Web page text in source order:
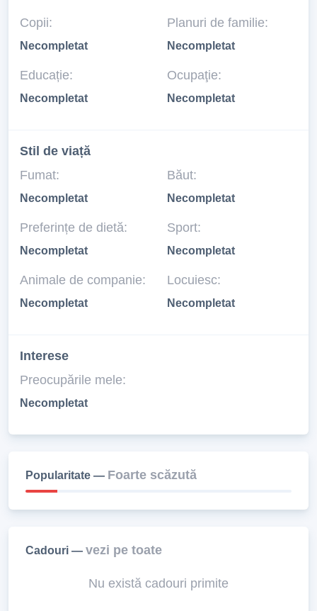
Copii:
Necompletat
Planuri de familie:
Necompletat
Educație:
Necompletat
Ocupaţie:
Necompletat
Stil de viață
Fumat:
Necompletat
Băut:
Necompletat
Preferințe de dietă:
Necompletat
Sport:
Necompletat
Animale de companie:
Necompletat
Locuiesc:
Necompletat
Interese
Preocupările mele:
Necompletat
Popularitate — Foarte scăzută
Cadouri — vezi pe toate
Nu există cadouri primite